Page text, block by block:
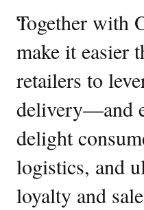
“
Together with
make it easier
retailers to
delivery—and
delight
logistics, and
loyalty and